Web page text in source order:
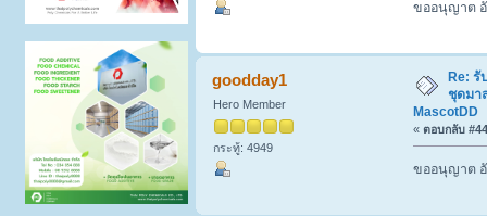
ขออนุญาต
goodday1
Hero Member
กระทู้: 4949
Re: รั
ชุดมา
MascotDD
« ตอบกลับ
ขออนุญาต